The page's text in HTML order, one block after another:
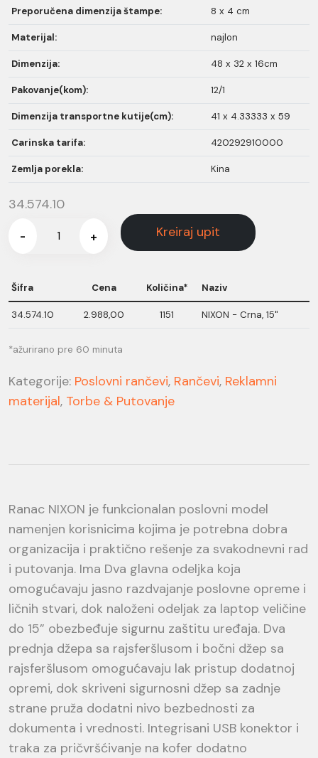
Preporučena dimenzija štampe: 8 x 4 cm
Materijal: najlon
Dimenzija: 48 x 32 x 16cm
Pakovanje(kom): 12/1
Dimenzija transportne kutije(cm): 41 x 4.33333 x 59
Carinska tarifa: 420292910000
Zemlja porekla: Kina
34.574.10
- + Kreiraj upit
Šifra Cena Količina* Naziv
34.574.10 2.988,00 1151 NIXON - Crna, 15"
*ažurirano pre 60 minuta
Kategorije: Poslovni rančevi, Rančevi, Reklamni
materijal, Torbe & Putovanje
Ranac NIXON je funkcionalan poslovni model
namenjen korisnicima kojima je potrebna dobra
organizacija i praktično rešenje za svakodnevni rad
i putovanja. Ima Dva glavna odeljka koja
omogućavaju jasno razdvajanje poslovne opreme i
ličnih stvari, dok naloženi odeljak za laptop veličine
do 15” obezbeđuje sigurnu zaštitu uređaja. Dva
prednja džepa sa rajsferšlusom i bočni džep sa
rajsferšlusom omogućavaju lak pristup dodatnoj
opremi, dok skriveni sigurnosni džep sa zadnje
strane pruža dodatni nivo bezbednosti za
dokumenta i vrednosti. Integrisani USB konektor i
traka za pričvršćivanje na kofer dodatno